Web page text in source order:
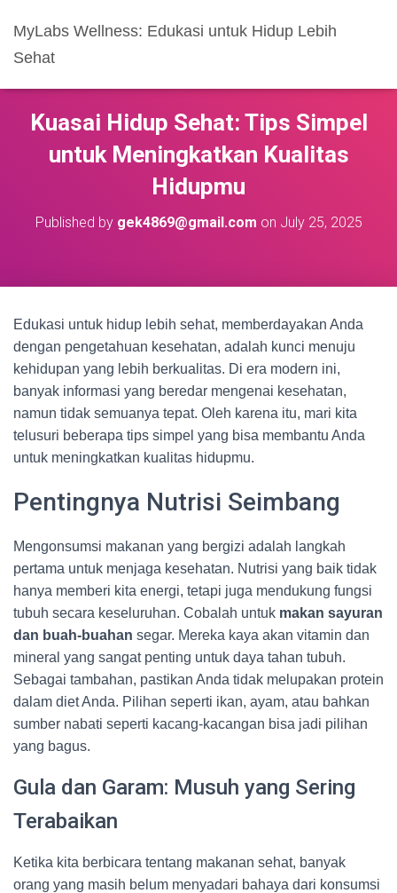
MyLabs Wellness: Edukasi untuk Hidup Lebih
Sehat
Kuasai Hidup Sehat: Tips Simpel
untuk Meningkatkan Kualitas
Hidupmu
Published by gek4869@gmail.com on July 25, 2025
Edukasi untuk hidup lebih sehat, memberdayakan Anda
dengan pengetahuan kesehatan, adalah kunci menuju
kehidupan yang lebih berkualitas. Di era modern ini,
banyak informasi yang beredar mengenai kesehatan,
namun tidak semuanya tepat. Oleh karena itu, mari kita
telusuri beberapa tips simpel yang bisa membantu Anda
untuk meningkatkan kualitas hidupmu.
Pentingnya Nutrisi Seimbang
Mengonsumsi makanan yang bergizi adalah langkah
pertama untuk menjaga kesehatan. Nutrisi yang baik tidak
hanya memberi kita energi, tetapi juga mendukung fungsi
tubuh secara keseluruhan. Cobalah untuk makan sayuran
dan buah-buahan segar. Mereka kaya akan vitamin dan
mineral yang sangat penting untuk daya tahan tubuh.
Sebagai tambahan, pastikan Anda tidak melupakan protein
dalam diet Anda. Pilihan seperti ikan, ayam, atau bahkan
sumber nabati seperti kacang-kacangan bisa jadi pilihan
yang bagus.
Gula dan Garam: Musuh yang Sering
Terabaikan
Ketika kita berbicara tentang makanan sehat, banyak
orang yang masih belum menyadari bahaya dari konsumsi